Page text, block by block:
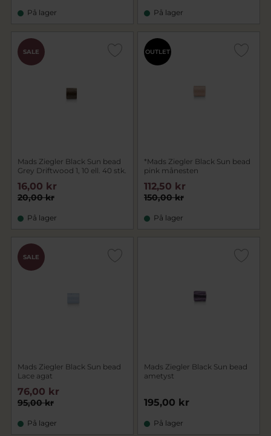
På lager På lager
SALE
Mads Ziegler Black Sun bead
Grey Driftwood 1, 10 ell. 40 stk.
20,00 kr
16,00 kr
På lager
OUTLET
*Mads Ziegler Black Sun bead
pink månesten
150,00 kr
112,50 kr
På lager
SALE
Mads Ziegler Black Sun bead
Lace agat
95,00 kr
76,00 kr
På lager
Mads Ziegler Black Sun bead
ametyst
195,00 kr
På lager